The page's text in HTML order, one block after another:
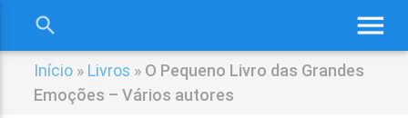
menu
search
Início » Livros » O Pequeno Livro das Grandes
Emoções – Vários autores